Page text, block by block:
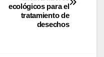
ecológicos para el
tratamiento de
desechos